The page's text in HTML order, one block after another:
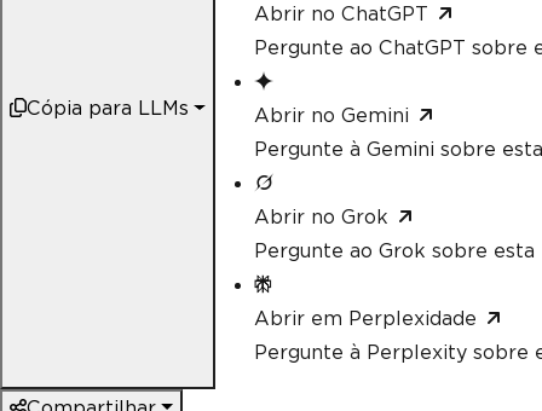
Cópia para LLMs
Abrir no ChatGPT
Pergunte ao ChatGPT sobre
Abrir no Gemini
Pergunte à Gemini sobre
Abrir no Grok
Pergunte ao Grok sobre esta
Abrir em Perplexidade
Pergunte à Perplexity sobre